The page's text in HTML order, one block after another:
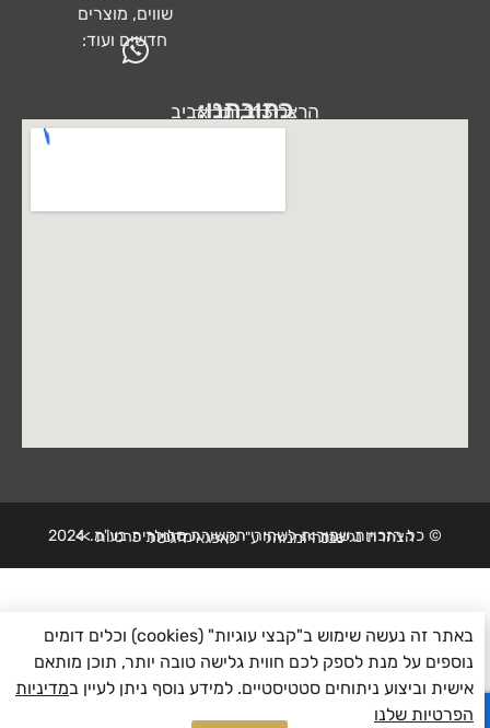
שווים, מוצרים
חדשים ועוד:
כתובתנו:הרצל 113, תל אביב
הצהרת נגישות >> מדיניות פרטיות >>
© כל הזכויות שמורות לשחורי תקשורת סלולרית בע"מ. 2024
נבנה ומנוהל ע"י פאפגאי דיגיטל
0
באתר זה נעשה שימוש ב"קבצי עוגיות" (cookies) וכלים דומים
נוספים על מנת לספק לכם חווית גלישה טובה יותר, תוכן מותאם
אישית וביצוע ניתוחים סטטיסטיים. למידע נוסף ניתן לעיין ב מדיניות
הפרטיות שלנו